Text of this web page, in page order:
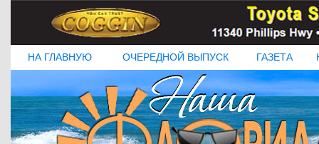
НА ГЛАВНУЮ ОЧЕРЕДНОЙ ВЫПУСК ГАЗЕТА